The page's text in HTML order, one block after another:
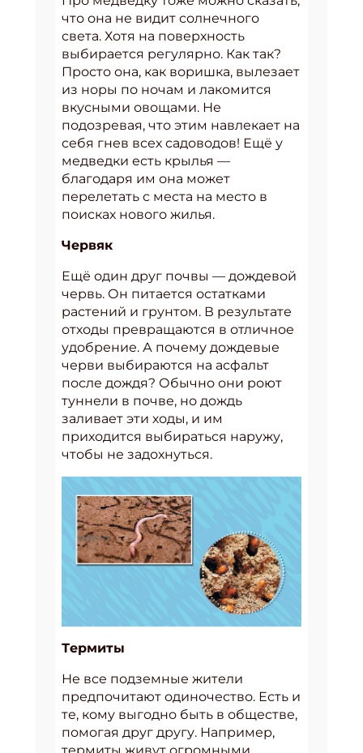
что она не видит солнечного
света. Хотя на поверхность
выбирается регулярно. Как так?
Просто она, как воришка, вылезает
из норы по ночам и лакомится
вкусными овощами. Не
подозревая, что этим навлекает на
себя гнев всех садоводов! Ещё у
медведки есть крылья —
благодаря им она может
перелетать с места на место в
поисках нового жилья.
Червяк
Ещё один друг почвы — дождевой
червь. Он питается остатками
растений и грунтом. В результате
отходы превращаются в отличное
удобрение. А почему дождевые
черви выбираются на асфальт
после дождя? Обычно они роют
туннели в почве, но дождь
заливает эти ходы, и им
приходится выбираться наружу,
чтобы не задохнуться.
Термиты
Не все подземные жители
предпочитают одиночество. Есть и
те, кому выгодно быть в обществе,
помогая друг другу. Например,